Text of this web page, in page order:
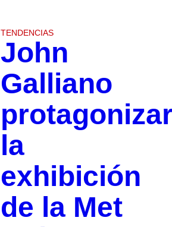
TENDENCIAS
John
Galliano
la
exhibición
de la Met